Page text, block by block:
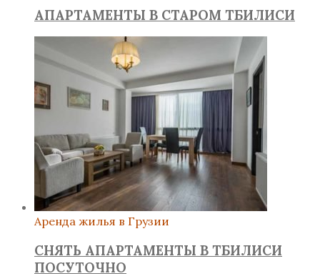
АПАРТАМЕНТЫ В СТАРОМ ТБИЛИСИ
Аренда жилья в Грузии
СНЯТЬ АПАРТАМЕНТЫ В ТБИЛИСИ
ПОСУТОЧНО